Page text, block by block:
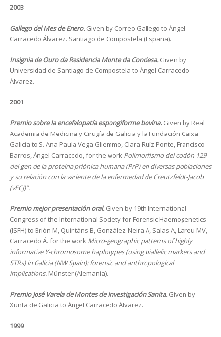
2003
Gallego del Mes de Enero. Given by Correo Gallego to Ángel
Carracedo Álvarez. Santiago de Compostela (España).
Insignia de Ouro da Residencia Monte da Condesa. Given by
Universidad de Santiago de Compostela to Ángel Carracedo
Álvarez.
2001
Premio sobre la encefalopatía espongiforme bovina. Given by Real
Academia de Medicina y Cirugía de Galicia y la Fundación Caixa
Galicia to S. Ana Paula Vega Gliemmo, Clara Ruíz Ponte, Francisco
Barros, Ángel Carracedo, for the work Polimorfismo del codón 129
del gen de la proteína priónica humana (PrP) en diversas poblaciones
y su relación con la variente de la enfermedad de Creutzfeldt-Jacob
(vECJ)”.
Premio mejor presentación oral. Given by 19th International
Congress of the International Society for Forensic Haemogenetics
(ISFH) to Brión M, Quintáns B, González-Neira A, Salas A, Lareu MV,
Carracedo Á. for the work Micro-geographic patterns of highly
informative Y-chromosome haplotypes (using biallelic markers and
STRs) in Galicia (NW Spain): forensic and anthropological
implications. Münster (Alemania).
Premio José Varela de Montes de Investigación Sanita. Given by
Xunta de Galicia to Ángel Carracedo Álvarez.
1999